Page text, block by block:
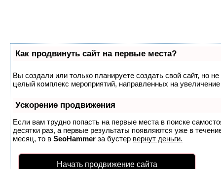
Как продвинуть сайт на первые места?
Вы создали или только планируете создать свой сайт, но
целый комплекс мероприятий, направленных на
Ускорение продвижения
Если вам трудно попасть на первые места в поиске
десятки раз, а первые результаты появляются уже в
месяц, то в SeoHammer за бустер вернут деньги.
Начать продвижение сайта